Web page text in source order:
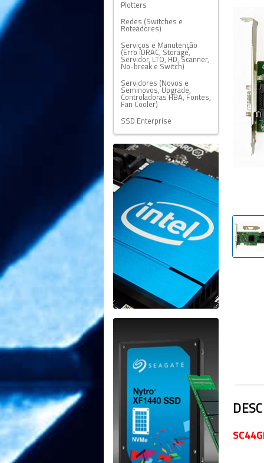
Plotters
Redes (Switches e
Roteadores)
Serviços e Manutenção
(Erro iDRAC, Storage,
Servidor, LTO, HD, Scanner,
No-break e Switch)
Servidores (Novos e
Seminovos, Upgrade,
Controladoras HBA, Fontes,
Fan Cooler)
SSD Enterprise